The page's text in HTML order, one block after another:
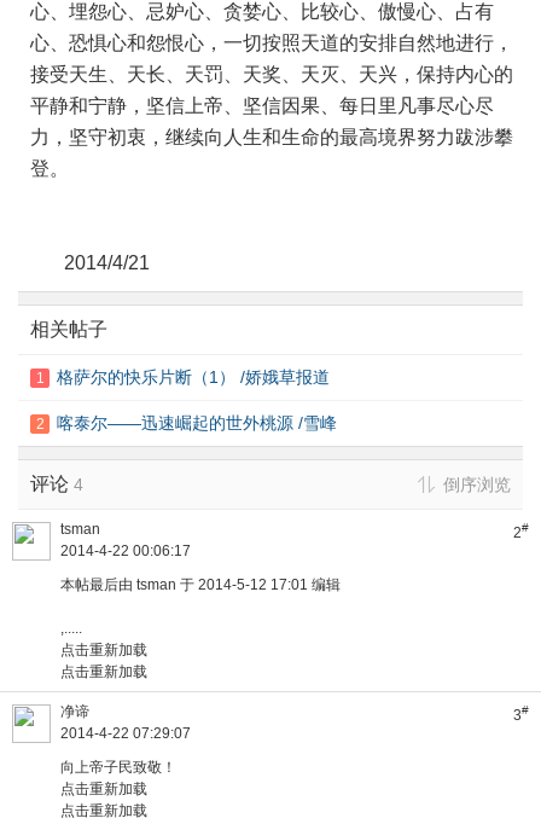
心、埋怨心、忌妒心、贪婪心、比较心、傲慢心、占有
心、恐惧心和怨恨心，一切按照天道的安排自然地进行，
接受天生、天长、天罚、天奖、天灭、天兴，保持内心的
平静和宁静，坚信上帝、坚信因果、每日里凡事尽心尽
力，坚守初衷，继续向人生和生命的最高境界努力跋涉攀
登。
2014/4/21
相关帖子
1 格萨尔的快乐片断（1） /娇娥草报道
2 喀泰尔——迅速崛起的世外桃源 /雪峰
评论 4 倒序浏览
2#
tsman
2014-4-22 00:06:17
本帖最后由 tsman 于 2014-5-12 17:01 编辑
,.....
点击重新加载
点击重新加载
3#
净谛
2014-4-22 07:29:07
向上帝子民致敬！
点击重新加载
点击重新加载